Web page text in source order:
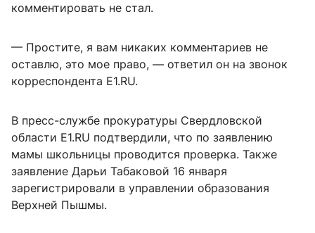
комментировать не стал.
— Простите, я вам никаких комментариев не
оставлю, это мое право, — ответил он на звонок
корреспондента E1.RU.
В пресс-службе прокуратуры Свердловской
области E1.RU подтвердили, что по заявлению
мамы школьницы проводится проверка. Также
заявление Дарьи Табаковой 16 января
зарегистрировали в управлении образования
Верхней Пышмы.